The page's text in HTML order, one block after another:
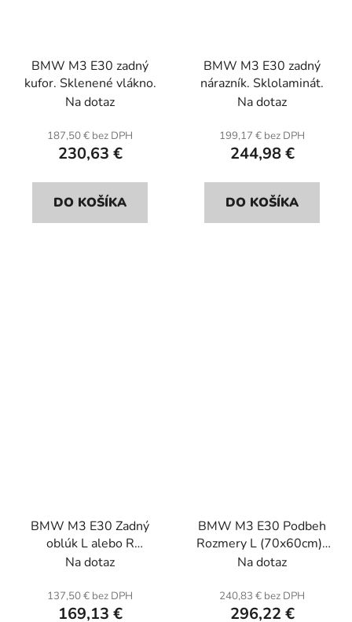
BMW M3 E30 zadný
kufor. Sklenené vlákno.
Na dotaz
187,50 € bez DPH
230,63 €
DO KOŠÍKA
BMW M3 E30 zadný
nárazník. Sklolaminát.
Na dotaz
199,17 € bez DPH
244,98 €
DO KOŠÍKA
BMW M3 E30 Zadný
oblúk L alebo R
(jednotka) . Sklenené
Na dotaz
137,50 € bez DPH
169,13 €
BMW M3 E30 Podbeh
Rozmery L (70x60cm) .
Kevlar a plást.
Na dotaz
240,83 € bez DPH
296,22 €